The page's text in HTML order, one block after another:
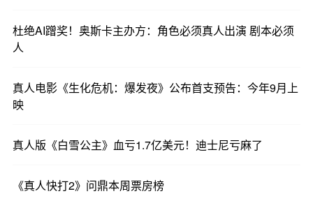
有数据显示，2025年用户长评的占比具有明显的提
在用户会愿意花时间去评论人物、剧情、包括短剧
上的立意，这也说明观众对真人的短剧的情感投入
现在的短剧，观众早就不满于无脑爽。活的人物，
看到的。
杜绝AI蹭奖！奥斯卡主办方：角色必须真人出演 剧本必须
人
真人电影《生化危机：爆发夜》公布首支预告：今年9月上
映
真人版《白雪公主》血亏1.7亿美元！迪士尼亏麻了
《真人快打2》问鼎本周票房榜